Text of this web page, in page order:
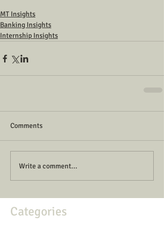
MT Insights
Banking Insights
Internship Insights
Comments
Write a comment...
Categories